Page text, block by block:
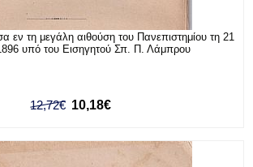
εν τη μεγάλη αιθούση του Πανεπιστημίου τη 21
υπό του Εισηγητού Σπ. Π. Λάμπρου
12,72€ 10,18€